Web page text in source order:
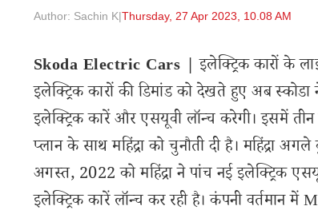
Author: Sachin K|Thursday, 27 Apr 2023, 10.08 AM
Skoda Electric Cars | इलेक्ट्रिक कारों के
इलेक्ट्रिक कारों की डिमांड को देखते हुए अब
इलेक्ट्रिक कारें और एसयूवी लॉन्च करेगी। इसमें
प्लान के साथ महिंद्रा को चुनौती दी है। महिंद्रा
अगस्त, 2022 को महिंद्रा ने पांच नई इलेक्ट्रिक
इलेक्ट्रिक कारें लॉन्च कर रही है। कंपनी वर्तमान